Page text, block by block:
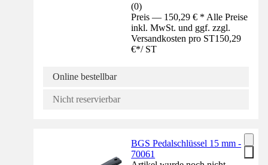
(0)
Preis — 150,29 € * Alle Preise
inkl. MwSt. und ggf. zzgl.
Versandkosten pro ST150,29
€*/ ST
Online bestellbar
Nicht reservierbar
BGS Pedalschlüssel 15 mm -
70061